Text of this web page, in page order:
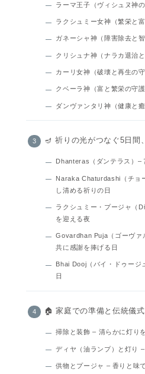
ラーマ王子（ヴィシュヌ神の
ラクシュミー女神（繁栄と富
ガネーシャ神（障害除去と智
クリシュナ神（ナラカ退治
カーリ女神（破壊と再生の守
クベーラ神（富と繁栄の守護
ダンヴァンタリ神（健康と癒
🪔 祈りの光がつなぐ5日間
Dhanteras（ダンテラス）–
Naraka Chaturdashi（チョ
し清める祈りの日
ラクシュミー・プージャ（
を迎える夜
Govardhan Puja（ゴーヴァ
共に感謝を捧げる日
Bhai Dooj（バイ・ドゥージ
日
🏠 家庭での準備と伝統儀式
掃除と装飾 – 清らかに灯り
ディヤ（油ランプ）と灯り
供物とプージャ – 香りと味